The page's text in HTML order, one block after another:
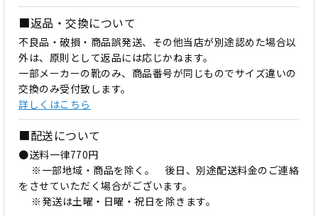
■返品・交換について
不良品・破損・商品誤発送、その他当店が別途認めた場合以
外は、原則として返品には応じかねます。
一部メーカーの靴のみ、商品番号が同じものでサイズ違いの
交換のみ受付致します。
詳しくはこちら
■配送について
●送料一律770円
※一部地域・商品を除く。 後日、別途配送料金のご連絡
をさせていただく場合がございます。
※発送は土曜・日曜・祝日を除きます。